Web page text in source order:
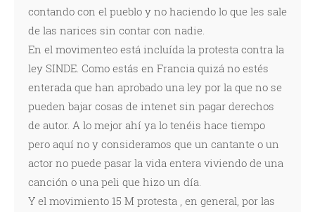
contando con el pueblo y no haciendo lo que les sale
de las narices sin contar con nadie.
En el movimenteo está incluída la protesta contra la
ley SINDE. Como estás en Francia quizá no estés
enterada que han aprobado una ley por la que no se
pueden bajar cosas de intenet sin pagar derechos
de autor. A lo mejor ahí ya lo tenéis hace tiempo
pero aquí no y consideramos que un cantante o un
actor no puede pasar la vida entera viviendo de una
canción o una peli que hizo un día.
Y el movimiento 15 M protesta , en general, por las